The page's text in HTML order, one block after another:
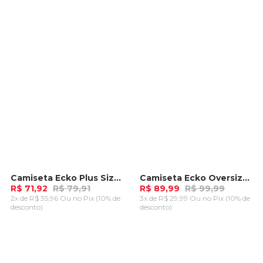
-10%
Camiseta Ecko Plus Size Fashion Basic Preta
R$ 71,92 R$ 79,91
2x de R$ 35,96 Ou no Pix (10% de
desconto)
-10%
Camiseta Ecko Oversize Especial Recortada Preta
R$ 89,99 R$ 99,99
3x de R$ 29,99 Ou no Pix (10% de
desconto)